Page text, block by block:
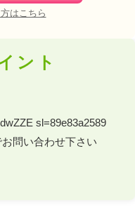
はこちら
ント
sl=89e83a2589
問い合わせ下さい